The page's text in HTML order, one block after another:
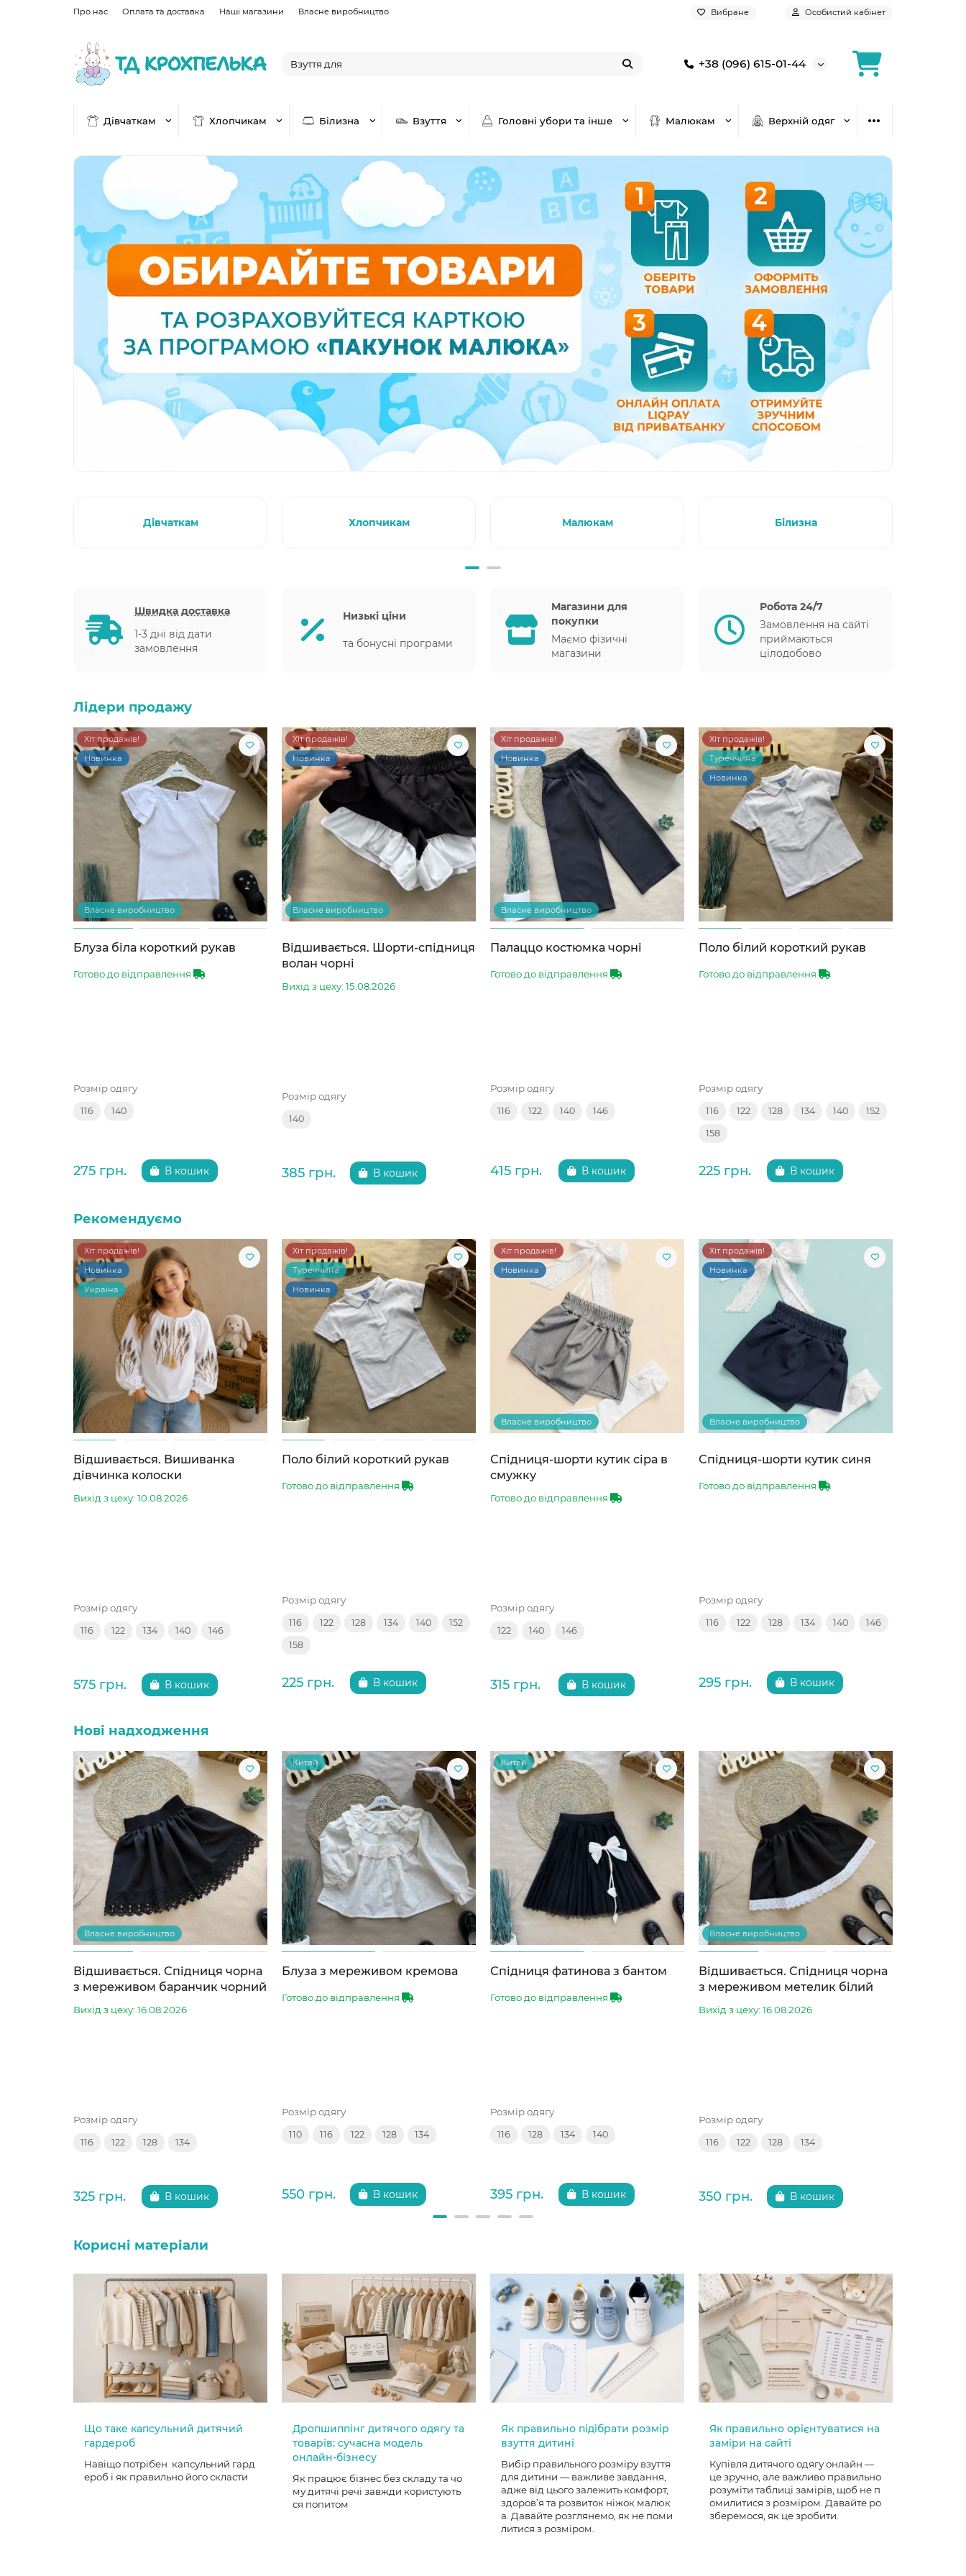
Про нас Оплата та доставка Наші магазини Власне виробництво Вибране Особистий кабінет
+38 (096) 615-01-44
Дівчаткам Хлопчикам Білизна Взуття Головні убори та інше Малюкам Верхній одяг
Дівчаткам Хлопчикам Малюкам Білизна
Швидка доставка
1-3 дні від дати
замовлення
Низькі ціни
та бонусні програми
Магазини для
покупки
Маємо фізичні
магазини
Робота 24/7
Замовлення на сайті
приймаються
цілодобово
Лідери продажу
Хіт продажів!
Новинка
Власне виробництво
Блуза біла короткий рукав
Готово до відправлення
Розмір одягу
116 140
275 грн. В кошик
Хіт продажів!
Новинка
Власне виробництво
Відшивається. Шорти-спідниця
волан чорні
Вихід з цеху: 15.08.2026
Розмір одягу
140
385 грн. В кошик
Хіт продажів!
Новинка
Власне виробництво
Палаццо костюмка чорні
Готово до відправлення
Розмір одягу
116 122 140 146
415 грн. В кошик
Хіт продажів!
Туреччина
Новинка
Поло білий короткий рукав
Готово до відправлення
Розмір одягу
116 122 128 134 140 152
158
225 грн. В кошик
Рекомендуємо
Хіт продажів!
Новинка
Україна
Відшивається. Вишиванка
дівчинка колоски
Вихід з цеху: 10.08.2026
Розмір одягу
116 122 134 140 146
575 грн. В кошик
Хіт продажів!
Туреччина
Новинка
Поло білий короткий рукав
Готово до відправлення
Розмір одягу
116 122 128 134 140 152
158
225 грн. В кошик
Хіт продажів!
Новинка
Власне виробництво
Спідниця-шорти кутик сіра в
смужку
Готово до відправлення
Розмір одягу
122 140 146
315 грн. В кошик
Хіт продажів!
Новинка
Власне виробництво
Спідниця-шорти кутик синя
Готово до відправлення
Розмір одягу
116 122 128 134 140 146
295 грн. В кошик
Нові надходження
Власне виробництво
Відшивається. Спідниця чорна
з мереживом баранчик чорний
Вихід з цеху: 16.08.2026
Розмір одягу
116 122 128 134
325 грн. В кошик
Китай
Блуза з мереживом кремова
Готово до відправлення
Розмір одягу
110 116 122 128 134
550 грн. В кошик
Китай
Спідниця фатинова з бантом
Готово до відправлення
Розмір одягу
116 128 134 140
395 грн. В кошик
Власне виробництво
Відшивається. Спідниця чорна
з мереживом метелик білий
Вихід з цеху: 16.08.2026
Розмір одягу
116 122 128 134
350 грн. В кошик
Корисні матеріали
Що таке капсульний дитячий
гардероб
Навіщо потрібен капсульний гард
ероб і як правильно його скласти
Дропшиппінг дитячого одягу та
товарів: сучасна модель
онлайн-бізнесу
Як працює бізнес без складу та чо
му дитячі речі завжди користують
ся попитом
Як правильно підібрати розмір
взуття дитині
Вибір правильного розміру взуття
для дитини — важливе завдання,
адже від цього залежить комфорт,
здоров’я та розвиток ніжок малюк
а. Давайте розглянемо, як не поми
литися з розміром.
Як правильно орієнтуватися на
заміри на сайті
Купівля дитячого одягу онлайн —
це зручно, але важливо правильно
розуміти таблиці замірів, щоб не п
омилитися з розміром. Давайте ро
зберемося, як це зробити.